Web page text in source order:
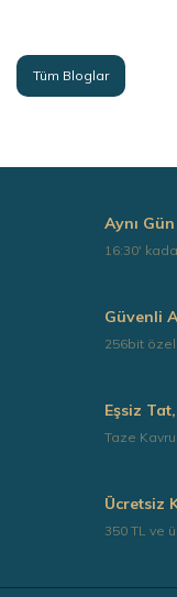
Tüm Bloglar
Aynı
16:30'
Güvenli
256bit özel
Eşsiz
Taze
Ücretsiz
350 TL ve